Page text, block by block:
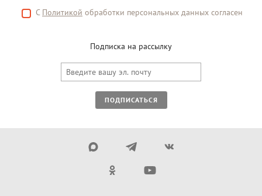
С Политикой обработки персональных данных согласен
Подписка на рассылку
ПОДПИСАТЬСЯ